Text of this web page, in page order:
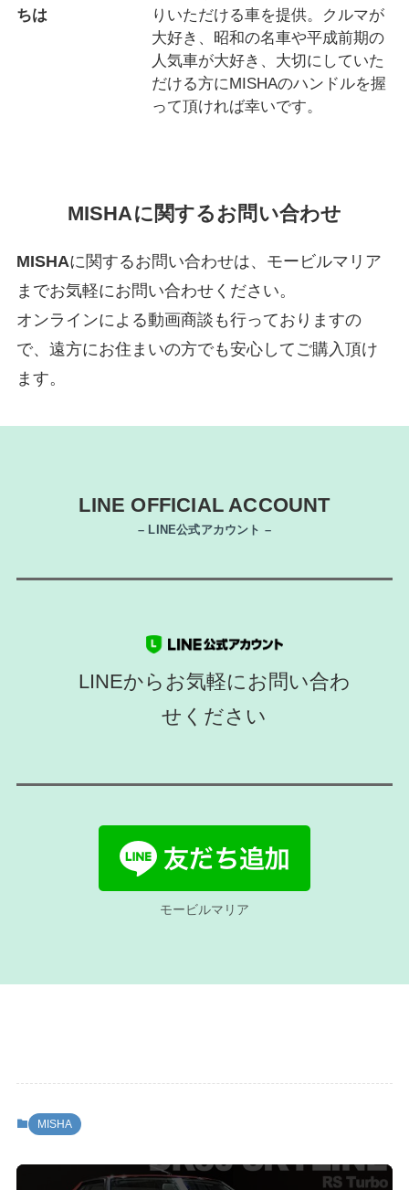
ちは
りいただける車を提供。クルマが
大好き、昭和の名車や平成前期の
人気車が大好き、大切にしていた
だける方にMISHAのハンドルを握
って頂ければ幸いです。
MISHAに関するお問い合わせ
MISHAに関するお問い合わせは、モービルマリア
までお気軽にお問い合わせください。
オンラインによる動画商談も行っておりますの
で、遠方にお住まいの方でも安心してご購入頂け
ます。
LINE OFFICIAL ACCOUNT
– LINE公式アカウント –
LINEからお気軽にお問い合わ
せください
モービルマリア
MISHA